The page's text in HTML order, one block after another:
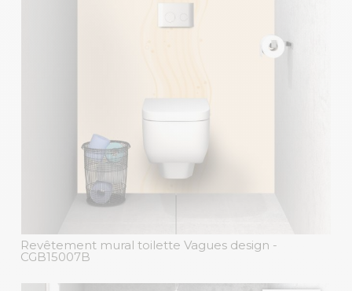
Revêtement mural toilette Vagues design -
CGB15007B